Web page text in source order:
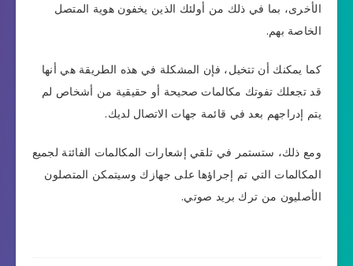
الأخرى، بما في ذلك من أولئك الذين يخفون هوية المتصل
الخاصة بهم.
كما يمكنك أن تتخيل، فإن المشكلة في هذه الطريقة هي أنها
قد تجعلك تفوتك مكالمات صحيحة أو حقيقية من أشخاص لم
يتم إدراجهم بعد في قائمة جهات الاتصال لديك.
ومع ذلك، ستستمر في تلقي إشعارات المكالمات الفائتة لجميع
المكالمات التي تم إجراؤها على جهازك وسيتمكن المتصلون
الأصليون من ترك بريد صوتي.